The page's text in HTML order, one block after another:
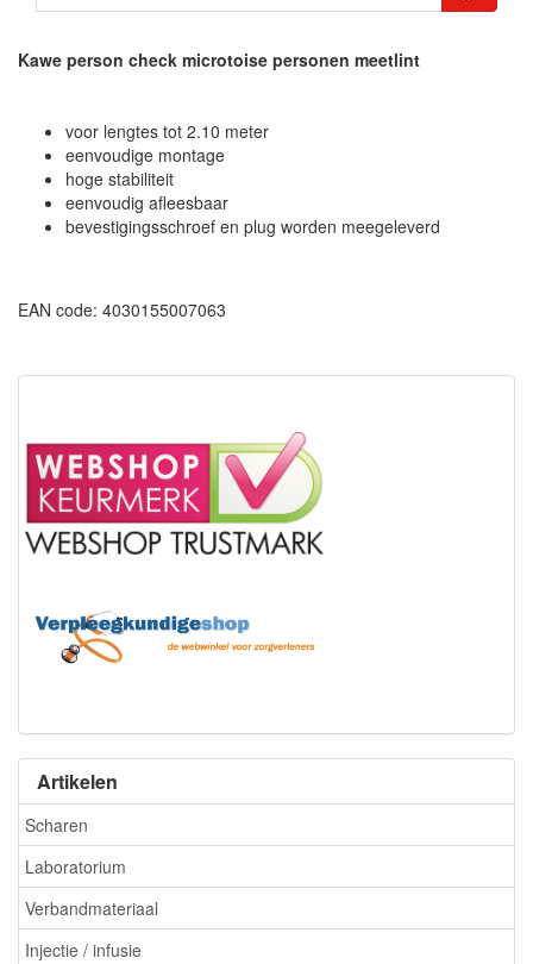
Artikelen
Scharen
Laboratorium
Verbandmateriaal
Injectie / infusie
Kawe person check microtoise personen meetlint
voor lengtes tot 2.10 meter
eenvoudige montage
hoge stabiliteit
eenvoudig afleesbaar
bevestigingsschroef en plug worden meegeleverd
EAN code: 4030155007063